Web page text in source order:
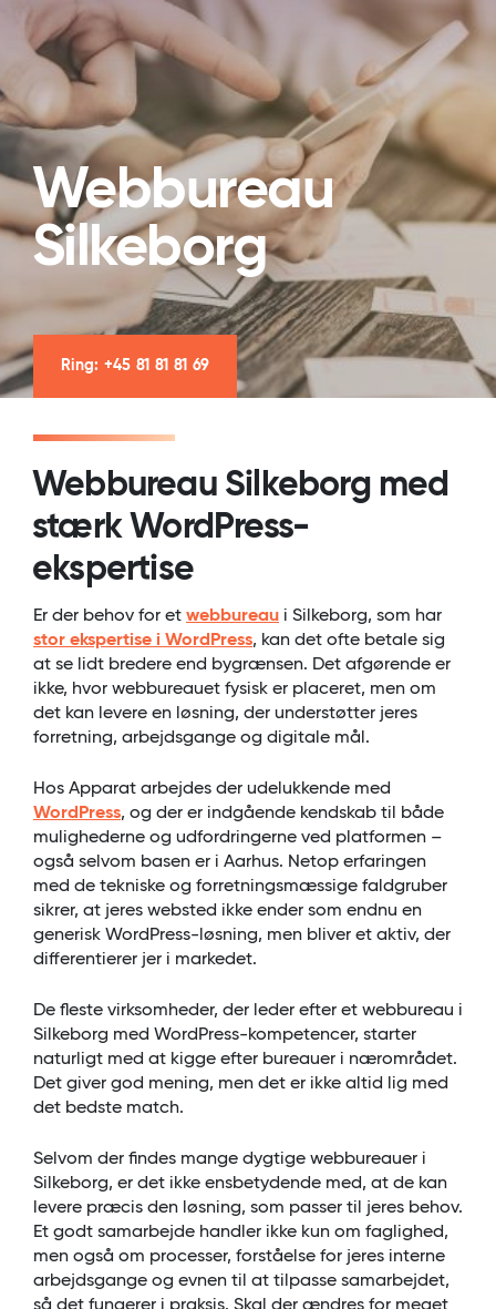
Webbureau
Silkeborg
Ring: +45 81 81 81 69
Webbureau Silkeborg med
stærk WordPress-
ekspertise
Er der behov for et webbureau i Silkeborg, som har
stor ekspertise i WordPress, kan det ofte betale sig
at se lidt bredere end bygrænsen. Det afgørende er
ikke, hvor webbureauet fysisk er placeret, men om
det kan levere en løsning, der understøtter jeres
forretning, arbejdsgange og digitale mål.
Hos Apparat arbejdes der udelukkende med
WordPress, og der er indgående kendskab til både
mulighederne og udfordringerne ved platformen –
også selvom basen er i Aarhus. Netop erfaringen
med de tekniske og forretningsmæssige faldgruber
sikrer, at jeres websted ikke ender som endnu en
generisk WordPress-løsning, men bliver et aktiv, der
differentierer jer i markedet.
De fleste virksomheder, der leder efter et webbureau i
Silkeborg med WordPress-kompetencer, starter
naturligt med at kigge efter bureauer i nærområdet.
Det giver god mening, men det er ikke altid lig med
det bedste match.
Selvom der findes mange dygtige webbureauer i
Silkeborg, er det ikke ensbetydende med, at de kan
levere præcis den løsning, som passer til jeres behov.
Et godt samarbejde handler ikke kun om faglighed,
men også om processer, forståelse for jeres interne
arbejdsgange og evnen til at tilpasse samarbejdet,